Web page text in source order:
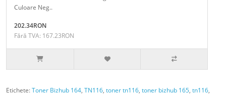
Culoare Neg..
202.34RON
Fără TVA: 167.23RON
Etichete:Toner Bizhub 164, TN116, toner tn116, toner bizhub 165, tn116,